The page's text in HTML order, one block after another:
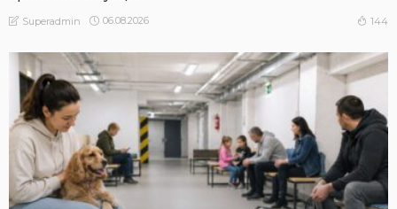
Superadmin 06.08.2026 144